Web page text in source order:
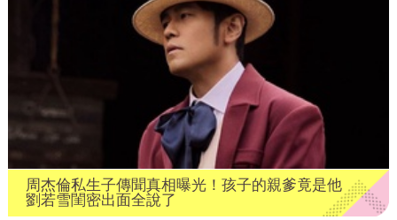
周杰倫私生子傳聞真相曝光！孩子的親爹竟是他
劉若雪閨密出面全說了